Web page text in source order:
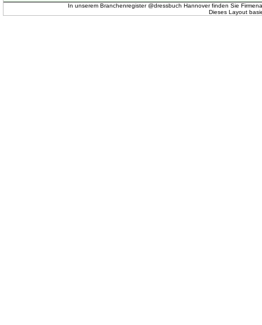
In unserem Branchenregister @dressbuch Hannover finden Sie
Dieses Layout